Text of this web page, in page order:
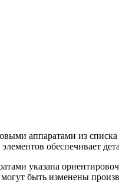
аппаратами из
обеспечивает
указана
быть изменены